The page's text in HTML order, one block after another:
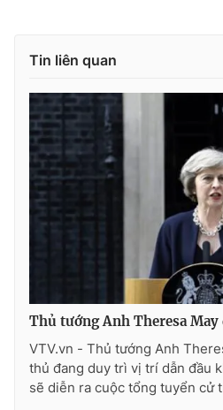
Video
VTV Money
VTV Sức khoẻ Bất
VTV4
VTV9
Tin liên quan
Thủ tướng Anh Theresa May
VTV.vn - Thủ tướng Anh
thủ đang duy trì vị trí dẫn đầu
sẽ diễn ra cuộc tổng tuyển cử